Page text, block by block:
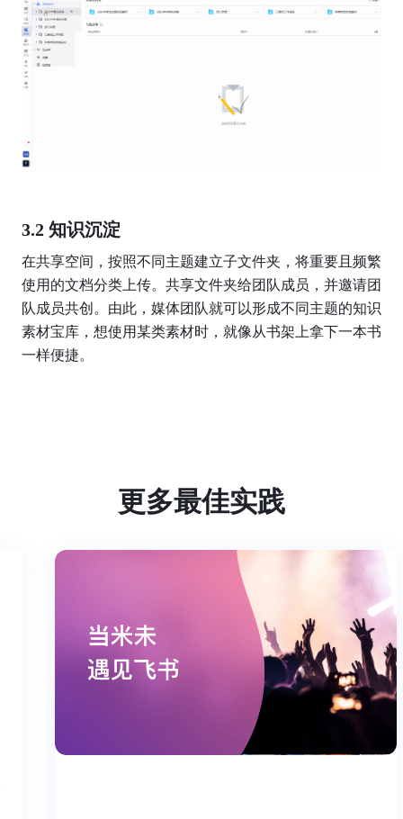
3.2 知识沉淀
在共享空间，按照不同主题建立子文件夹，将重要且频繁
使用的文档分类上传。共享文件夹给团队成员，并邀请团
队成员共创。由此，媒体团队就可以形成不同主题的知识
素材宝库，想使用某类素材时，就像从书架上拿下一本书
一样便捷。
更多最佳实践